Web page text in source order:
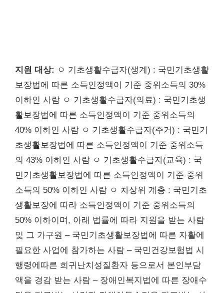
지원 대상: ㅇ 기초생활수급자(생계) : 국민기초생활
보장법에 따른 소득인정액이 기준 중위소득의 30%
이하인 사람 ㅇ 기초생활수급자(의료) : 국민기초생
활보장법에 따른 소득인정액이 기준 중위소득의
40% 이하인 사람 ㅇ 기초생활수급자(주거) : 국민기
초생활보장법에 따른 소득인정액이 기준 중위소득
의 43% 이하인 사람 ㅇ 기초생활수급자(교육) : 국
민기초생활보장법에 따른 소득인정액이 기준 중위
소득의 50% 이하인 사람 ㅇ 차상위 계층 : 국민기초
생활보장에 따라 소득인정액이 기준 중위소득의
50% 이하이며, 아래 법률에 따라 지원을 받는 사람
및 그 가구원 – 국민기초생활보장법에 따른 자활에
필요한 사업에 참가하는 사람 – 국민건강보험법 시
행령에따른 희귀난치성질환자 등으로서 본인부담
액을 경감 받는 사람 – 장애인복지법에 따른 장애수